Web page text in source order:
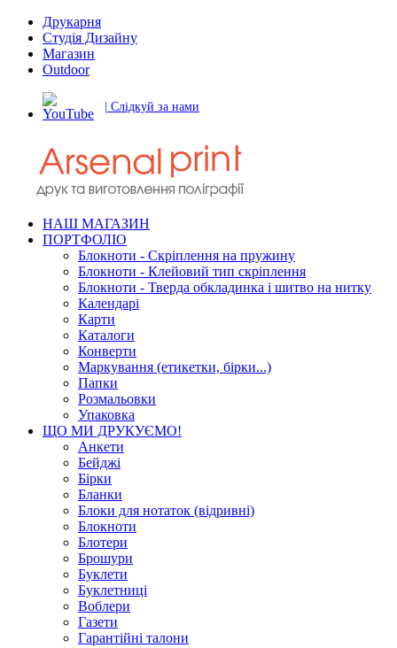
Друкарня
Студія Дизайну
Магазин
Outdoor
| Слідкуй за нами
НАШ МАГАЗИН
ПОРТФОЛІО
Блокноти - Скріплення на пружину
Блокноти - Клейовий тип скріплення
Блокноти - Тверда обкладинка і шитво на нитку
Календарі
Карти
Каталоги
Конверти
Маркування (етикетки, бірки...)
Папки
Розмальовки
Упаковка
ЩО МИ ДРУКУЄМО!
Анкети
Бейджі
Бірки
Бланки
Блоки для нотаток (відривні)
Блокноти
Блотери
Брошури
Буклети
Буклетниці
Воблери
Газети
Гарантійні талони